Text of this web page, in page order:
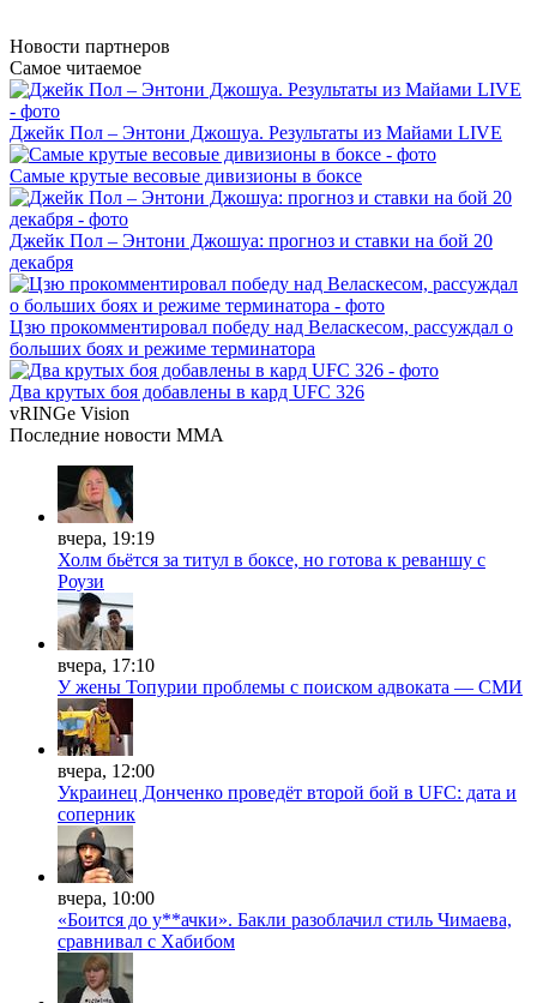
Новости партнеров
Самое читаемое
Джейк Пол – Энтони Джошуа. Результаты из Майами LIVE
Самые крутые весовые дивизионы в боксе
Джейк Пол – Энтони Джошуа: прогноз и ставки на бой 20
декабря
Цзю прокомментировал победу над Веласкесом, рассуждал о
больших боях и режиме терминатора
Два крутых боя добавлены в кард UFC 326
vRINGe Vision
Последние новости MMA
вчера, 19:19
Холм бьётся за титул в боксе, но готова к реваншу с
Роузи
вчера, 17:10
У жены Топурии проблемы с поиском адвоката — СМИ
вчера, 12:00
Украинец Донченко проведёт второй бой в UFC: дата и
соперник
вчера, 10:00
«Боится до у**ачки». Бакли разоблачил стиль Чимаева,
сравнивал с Хабибом